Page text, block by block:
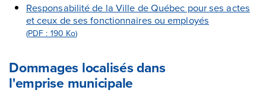
Responsabilité de la Ville de Québec pour ses actes
et ceux de ses fonctionnaires ou employés
(PDF : 190 Ko)
Dommages localisés dans
l'emprise municipale